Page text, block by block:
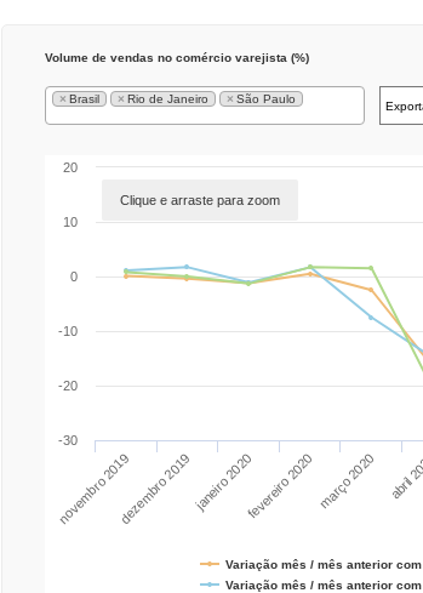
Volume de vendas no comércio varejista (%)
× Brasil × Rio de Janeiro × São Paulo
Clique e arraste para zoom
novembro 2019dezembro 2019 janeiro 2020fevereiro 2020 março 2020 abril
-30
-20
-10
0
10
20